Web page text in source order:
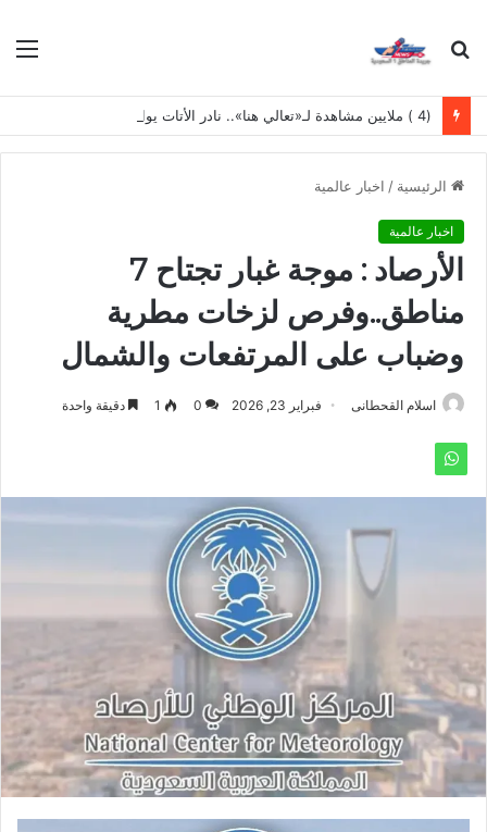
بحث
الرئيسية / اخبار عالمية
اخبار عالمية
الأرصاد : موجة غبار تجتاح 7
مناطق..وفرص لزخات مطرية
وضباب على المرتفعات والشمال
اسلام القحطانى فبراير 23, 2026 0
1 دقيقة واحدة